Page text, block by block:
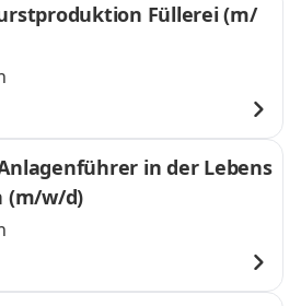
Füllerei (m/
in der Lebens
(m/w/d)